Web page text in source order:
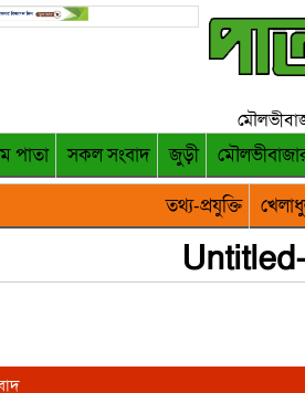
পাতা সকল সংবাদ জুড়ী
তথ্য-প্রযুক্তি